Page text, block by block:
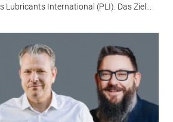
Lubricants International (PLI). Das Ziel...